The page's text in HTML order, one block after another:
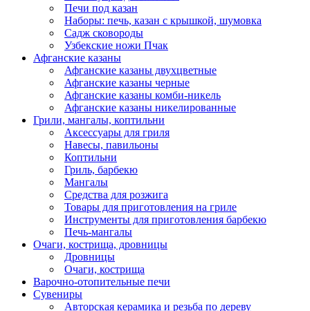
Печи под казан
Наборы: печь, казан с крышкой, шумовка
Садж сковороды
Узбекские ножи Пчак
Афганские казаны
Афганские казаны двухцветные
Афганские казаны черные
Афганские казаны комби-никель
Афганские казаны никелированные
Грили, мангалы, коптильни
Аксессуары для гриля
Навесы, павильоны
Коптильни
Гриль, барбекю
Мангалы
Средства для розжига
Товары для приготовления на гриле
Инструменты для приготовления барбекю
Печь-мангалы
Очаги, кострища, дровницы
Дровницы
Очаги, кострища
Варочно-отопительные печи
Сувениры
Авторская керамика и резьба по дереву